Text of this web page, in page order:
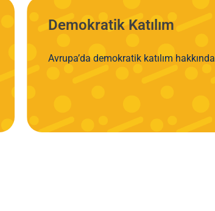
Demokratik Katılım
Avrupa’da demokratik katılım